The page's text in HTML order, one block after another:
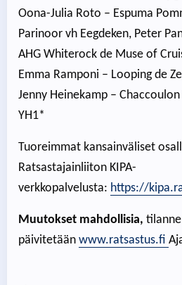
Oona-Julia Roto – Espuma
Parinoor vh Eegdeken, Peter
AHG Whiterock de Muse of
Emma Ramponi – Looping de
Jenny Heinekamp –
YH1*
Tuoreimmat kansainväliset
Ratsastajainliiton KIPA-
verkkopalvelusta: https://
Muutokset mahdollisia, tilanne
päivitetään www.ratsastus.fi